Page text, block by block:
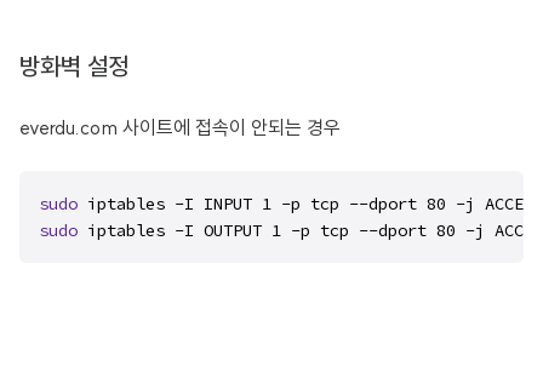
방화벽 설정
everdu.com 사이트에 접속이 안되는 경우
sudo
sudo iptables -I OUTPUT 1 -p tcp --dport 80 -j